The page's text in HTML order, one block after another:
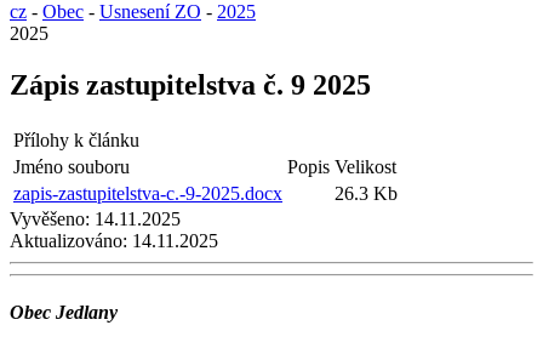
cz - Obec - Usnesení ZO - 2025
2025
Zápis zastupitelstva č. 9 2025
Přílohy k článku
Jméno souboru
Popis Velikost
zapis-zastupitelstva-c.-9-2025.docx
26.3 Kb
Vyvěšeno: 14.11.2025
Aktualizováno: 14.11.2025
Obec Jedlany